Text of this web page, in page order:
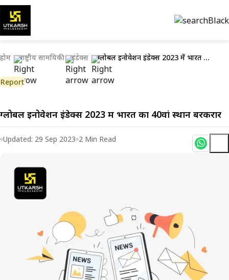
होम राष्ट्रीय सामयिकी इंडेक्स ग्लोबल इनोवेशन इंडेक्स 2023 में भारत का 40वां स्थान बरकरार
Report
ग्लोबल इनोवेशन इंडेक्स 2023 में भारत का 40वां स्थान बरकरार
Updated: 29 Sep 2023 2 Min Read